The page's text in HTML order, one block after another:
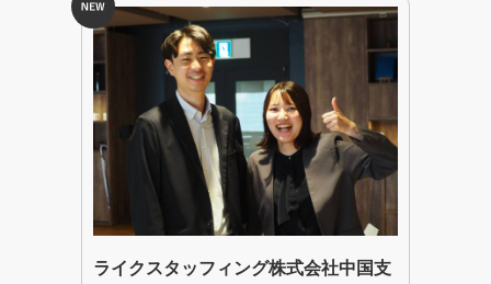
ライクスタッフィング株式会社中国支